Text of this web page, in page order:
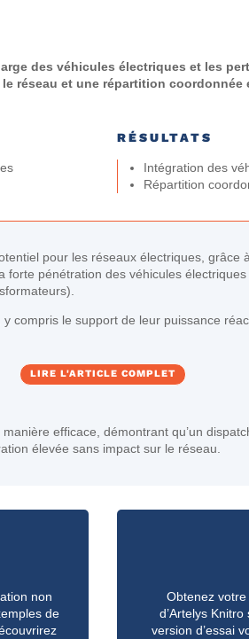
des véhicules électriques et les
réseau et une répartition
RÉSULTATS
Intégration des
Répartition
pour les réseaux électriques, grâce
forte pénétration des véhicules
compris le support de leur puissance
LIRE L'ARTICLE COMPLET
efficace, démontrant qu’un
élevée sans impact sur le réseau.
non
de
Obtenez
d’Artelys
version d’essai